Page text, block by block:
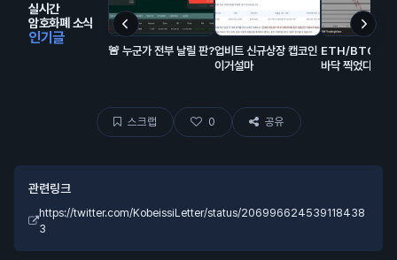
실시간
암호화폐 소식
인기글
🚨 누군가 전부 날릴 판?업비트 신규상장 캡코인
이거설마
ETH/BTC는
바닥 찍었다
스크랩 0 공유
관련링크
https://twitter.com/KobeissiLetter/status/206996624539118438
3